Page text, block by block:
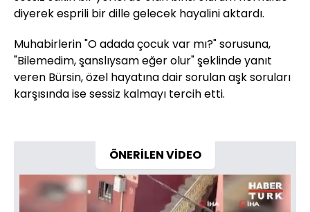
diyerek esprili bir dille gelecek hayalini aktardı.
Muhabirlerin "O adada çocuk var mı?" sorusuna,
"Bilemedim, şanslıysam eğer olur" şeklinde yanıt
veren Bürsin, özel hayatına dair sorulan aşk soruları
karşısında ise sessiz kalmayı tercih etti.
ÖNERİLEN VİDEO